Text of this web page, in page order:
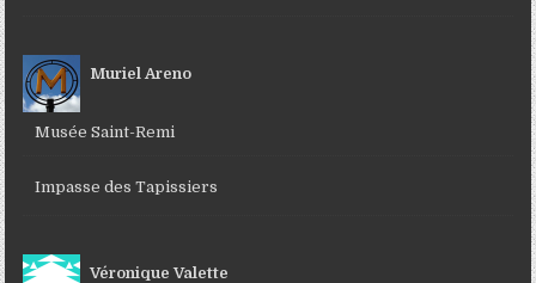
Muriel Areno
Musée Saint-Remi
Impasse des Tapissiers
Véronique Valette